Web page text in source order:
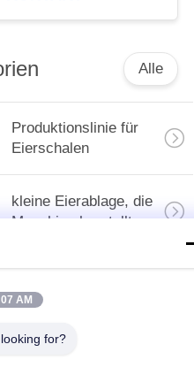
Alle
Produktionslinie für
Eierschalen
kleine Eierablage, die
Maschine herstellt
AM
for?